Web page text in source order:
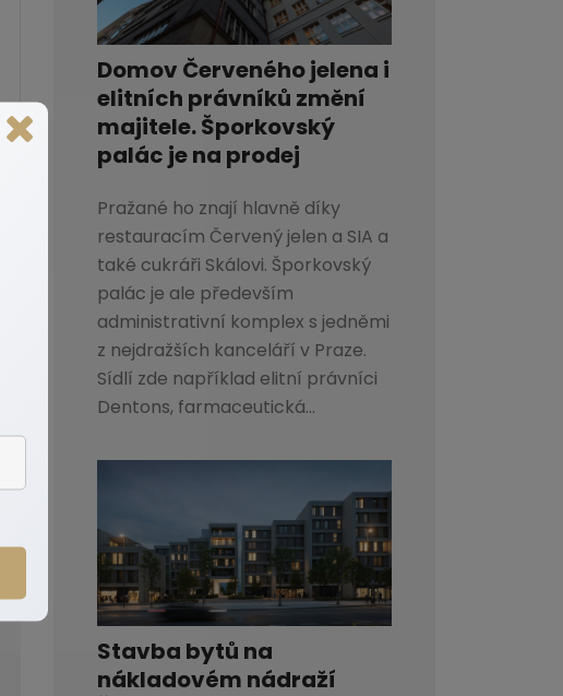
Domov Červeného jelena i
elitních právníků změní
majitele. Šporkovský
palác je na prodej
Pražané ho znají hlavně díky
restauracím Červený jelen a SIA a
také cukráři Skálovi. Šporkovský
palác je ale především
administrativní komplex s jedněmi
z nejdražších kanceláří v Praze.
Sídlí zde například elitní právníci
Dentons, farmaceutická...
Stavba bytů na
nákladovém nádraží